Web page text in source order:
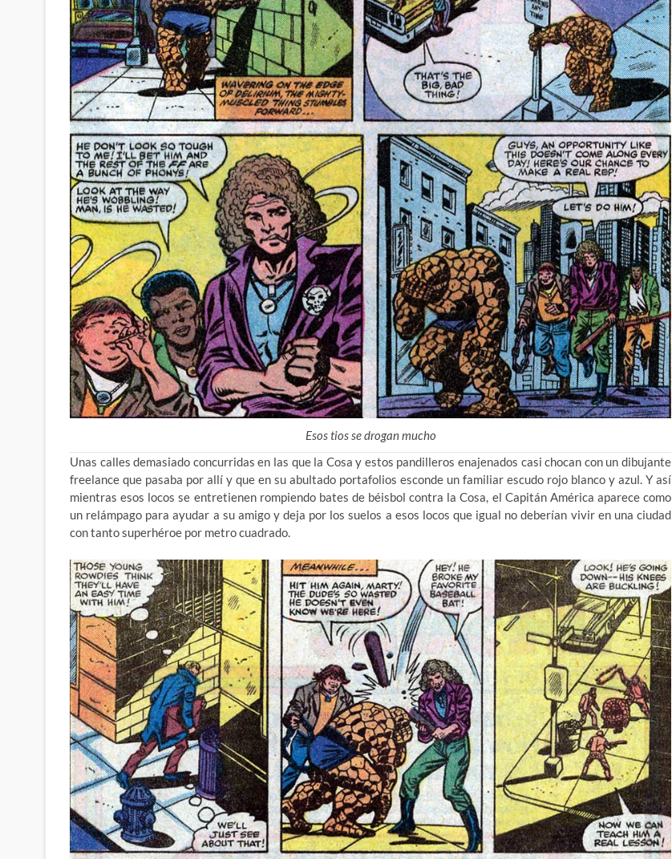
Esos tios se drogan mucho
Unas calles demasiado concurridas en las que la Cosa y estos pandilleros enajenados casi chocan con un dibujante
freelance que pasaba por allí y que en su abultado portafolios esconde un familiar escudo rojo blanco y azul. Y así
mientras esos locos se entretienen rompiendo bates de béisbol contra la Cosa, el Capitán América aparece como
un relámpago para ayudar a su amigo y deja por los suelos a esos locos que igual no deberían vivir en una ciudad
con tanto superhéroe por metro cuadrado.